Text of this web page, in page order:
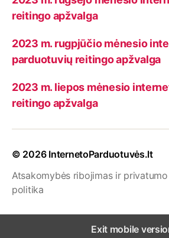
reitingo apžvalga
2023 m. rugpjūčio mėnesio
parduotuvių reitingo apžvalga
2023 m. liepos mėnesio
reitingo apžvalga
© 2026 InternetoParduotuvės.lt
Atsakomybės ribojimas ir privatumo
politika
Exit mobile